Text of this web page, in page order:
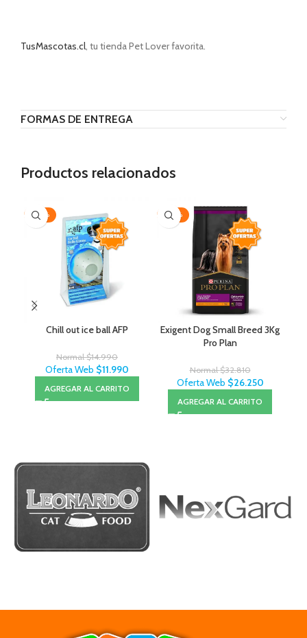
TusMascotas.cl , tu tienda Pet Lover favorita.
FORMAS DE ENTREGA
Productos relacionados
-20%
Chill out ice ball AFP
Normal$14.990
Oferta Web $11.990
AGREGAR AL CARRITO
-20%
Exigent Dog Small Breed 3Kg
Pro Plan
Normal$32.810
Oferta Web $26.250
AGREGAR AL CARRITO